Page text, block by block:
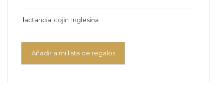
lactancia cojin Inglesina
Añadir a mi lista de regalos